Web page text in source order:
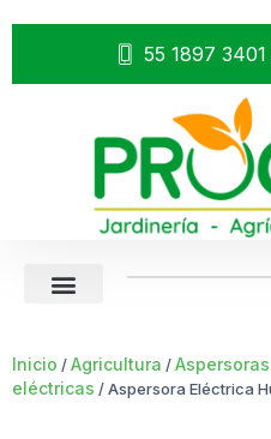
55 1897 3401
Inicio /Agricultura /Aspersoras
eléctricas / Aspersora Eléctrica